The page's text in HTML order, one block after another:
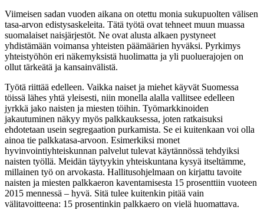
Viimeisen sadan vuoden aikana on otettu monia sukupuolten välisen
tasa-arvon edistysaskeleita. Tätä työtä ovat tehneet muun muassa
suomalaiset naisjärjestöt. Ne ovat alusta alkaen pystyneet
yhdistämään voimansa yhteisten päämäärien hyväksi. Pyrkimys
yhteistyöhön eri näkemyksistä huolimatta ja yli puoluerajojen on
ollut tärkeätä ja kansainvälistä.
Työtä riittää edelleen. Vaikka naiset ja miehet käyvät Suomessa
töissä lähes yhtä yleisesti, niin monella alalla vallitsee edelleen
jyrkkä jako naisten ja miesten töihin. Työmarkkinoiden
jakautuminen näkyy myös palkkauksessa, joten ratkaisuksi
ehdotetaan usein segregaation purkamista. Se ei kuitenkaan voi olla
ainoa tie palkkatasa-arvoon. Esimerkiksi monet
hyvinvointiyhteiskunnan palvelut tulevat käytännössä tehdyiksi
naisten työllä. Meidän täytyykin yhteiskuntana kysyä itseltämme,
millainen työ on arvokasta. Hallitusohjelmaan on kirjattu tavoite
naisten ja miesten palkkaeron kaventamisesta 15 prosenttiin vuoteen
2015 mennessä – hyvä. Sitä tulee kuitenkin pitää vain
välitavoitteena: 15 prosentinkin palkkaero on vielä huomattava.